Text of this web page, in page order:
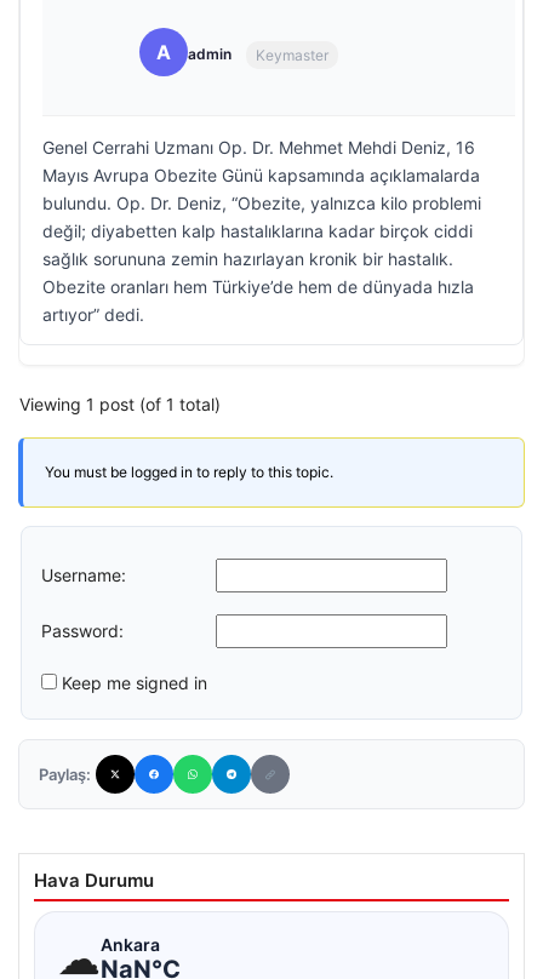
A admin Keymaster
Genel Cerrahi Uzmanı Op. Dr. Mehmet Mehdi Deniz, 16
Mayıs Avrupa Obezite Günü kapsamında açıklamalarda
bulundu. Op. Dr. Deniz, “Obezite, yalnızca kilo problemi
değil; diyabetten kalp hastalıklarına kadar birçok ciddi
sağlık sorununa zemin hazırlayan kronik bir hastalık.
Obezite oranları hem Türkiye’de hem de dünyada hızla
artıyor” dedi.
Viewing 1 post (of 1 total)
You must be logged in to reply to this topic.
Username:
Password:
Keep me signed in
Paylaş:
Hava Durumu
☁Ankara
NaN°C